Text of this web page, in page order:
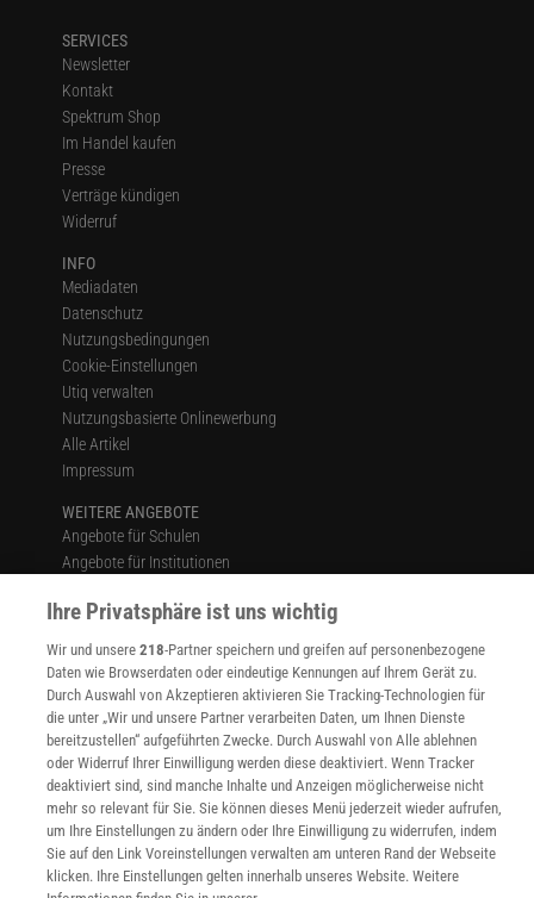
SERVICES
Newsletter
Kontakt
Spektrum Shop
Im Handel kaufen
Presse
Verträge kündigen
Widerruf
INFO
Mediadaten
Datenschutz
Nutzungsbedingungen
Cookie-Einstellungen
Utiq verwalten
Nutzungsbasierte Onlinewerbung
Alle Artikel
Impressum
WEITERE ANGEBOTE
Angebote für Schulen
Angebote für Institutionen
Lexika
Für Spektrum schreiben
Zugänglichkeitserklärung
WEBSEITEN
KielSCN
Wissenschaft in die Schulen
SciLogs
Uns finden Sie auch hier:
Ihre Privatsphäre ist uns wichtig
Wir und unsere218-Partner speichern und greifen auf personenbezogene
Daten wie Browserdaten oder eindeutige Kennungen auf Ihrem Gerät zu.
Durch Auswahl von Akzeptieren aktivieren Sie Tracking-Technologien für
die unter „Wir und unsere Partner verarbeiten Daten, um Ihnen Dienste
bereitzustellen“ aufgeführten Zwecke. Durch Auswahl von Alle ablehnen
oder Widerruf Ihrer Einwilligung werden diese deaktiviert. Wenn Tracker
deaktiviert sind, sind manche Inhalte und Anzeigen möglicherweise nicht
mehr so relevant für Sie. Sie können dieses Menü jederzeit wieder aufrufen,
um Ihre Einstellungen zu ändern oder Ihre Einwilligung zu widerrufen, indem
Sie auf den Link Voreinstellungen verwalten am unteren Rand der Webseite
klicken. Ihre Einstellungen gelten innerhalb unseres Website. Weitere